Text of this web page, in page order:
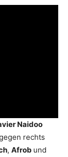
Naidoo
rechts
, Afrob und